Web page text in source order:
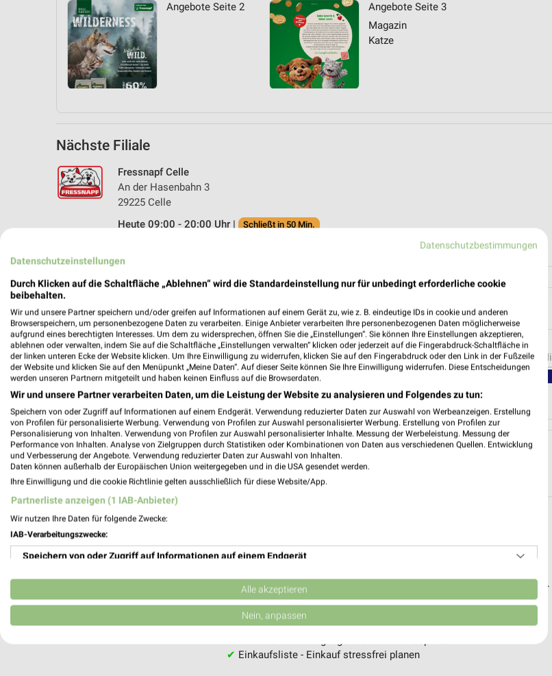
Angebote Seite 2
Angebote Seite 3
Magazin
Katze
Nächste Filiale
Fressnapf Celle
An der Hasenbahn 3
29225 Celle
Heute 09:00 - 20:00 Uhr |
Schließt in 50 Min.
Angebote-Kalender für Fressnapf in Celle und Umgebung
Aug.
03Mo 04Di 05Mi 06 Do 07Fr 08 Sa 09So 10Mo 11Di 12 Mi
MEHR PROSPEKTE
weekli - Prospekte & Angebote App
Alle Fressnapf Angebote immer griffbereit – mit der kostenlosen weekli App für iOS & Android.
Standortgenaue Angebote
✔Folge deinem Lieblingshändler
✔ Einkaufsliste - Einkauf stressfrei planen
Datenschutzbestimmungen
Datenschutzeinstellungen
Durch Klicken auf die Schaltfläche „Ablehnen“ wird die Standardeinstellung nur für unbedingt erforderliche cookie
beibehalten.
Wir und unsere Partner speichern und/oder greifen auf Informationen auf einem Gerät zu, wie z. B. eindeutige IDs in cookie und anderen
Browserspeichern, um personenbezogene Daten zu verarbeiten. Einige Anbieter verarbeiten Ihre personenbezogenen Daten möglicherweise
aufgrund eines berechtigten Interesses. Um dem zu widersprechen, öffnen Sie die „Einstellungen“. Sie können Ihre Einstellungen akzeptieren,
ablehnen oder verwalten, indem Sie auf die Schaltfläche „Einstellungen verwalten“ klicken oder jederzeit auf die Fingerabdruck-Schaltfläche in
der linken unteren Ecke der Website klicken. Um Ihre Einwilligung zu widerrufen, klicken Sie auf den Fingerabdruck oder den Link in der Fußzeile
der Website und klicken Sie auf den Menüpunkt „Meine Daten“. Auf dieser Seite können Sie Ihre Einwilligung widerrufen. Diese Entscheidungen
werden unseren Partnern mitgeteilt und haben keinen Einfluss auf die Browserdaten.
Wir und unsere Partner verarbeiten Daten, um die Leistung der Website zu analysieren und Folgendes zu tun:
Speichern von oder Zugriff auf Informationen auf einem Endgerät. Verwendung reduzierter Daten zur Auswahl von Werbeanzeigen. Erstellung
von Profilen für personalisierte Werbung. Verwendung von Profilen zur Auswahl personalisierter Werbung. Erstellung von Profilen zur
Personalisierung von Inhalten. Verwendung von Profilen zur Auswahl personalisierter Inhalte. Messung der Werbeleistung. Messung der
Performance von Inhalten. Analyse von Zielgruppen durch Statistiken oder Kombinationen von Daten aus verschiedenen Quellen. Entwicklung
und Verbesserung der Angebote. Verwendung reduzierter Daten zur Auswahl von Inhalten.
Daten können außerhalb der Europäischen Union weitergegeben und in die USA gesendet werden.
Ihre Einwilligung und die cookie Richtlinie gelten ausschließlich für diese Website/App.
Partnerliste anzeigen (1 IAB-Anbieter)
Wir nutzen Ihre Daten für folgende Zwecke:
IAB-Verarbeitungszwecke:
Speichern von oder Zugriff auf Informationen auf einem Endgerät
Verwendung reduzierter Daten zur Auswahl von Werbeanzeigen
Erstellung von Profilen für personalisierte Werbung
Alle akzeptieren
Nein, anpassen